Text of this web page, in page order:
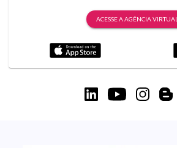
ACESSE A AGÊNCIA VIRTUAL